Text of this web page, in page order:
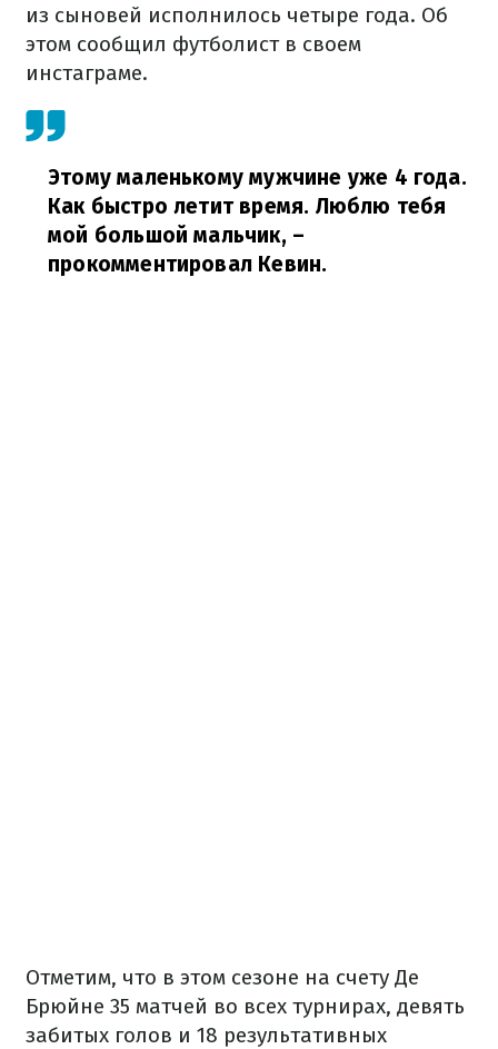
из сыновей исполнилось четыре года. Об
этом сообщил футболист в своем
инстаграме.
Этому маленькому мужчине уже 4 года.
Как быстро летит время. Люблю тебя
мой большой мальчик, –
прокомментировал Кевин.
Отметим, что в этом сезоне на счету Де
Брюйне 35 матчей во всех турнирах, девять
забитых голов и 18 результативных